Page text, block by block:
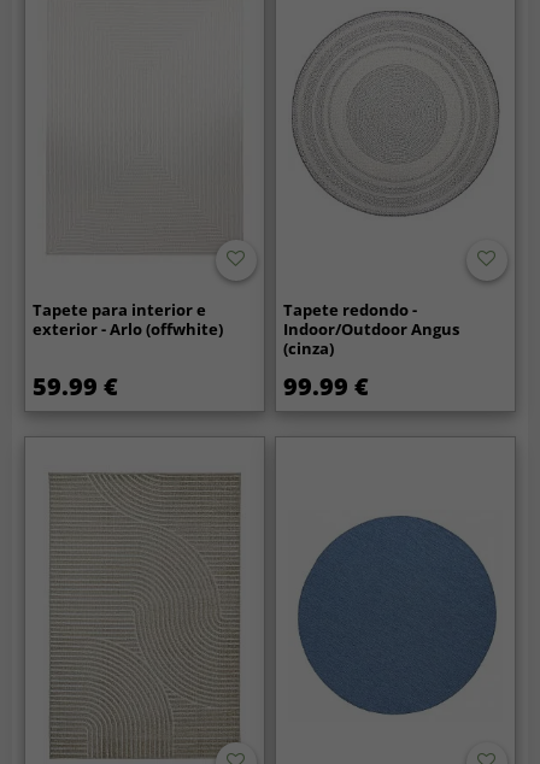
Tapete para interior e
exterior - Arlo (offwhite)
59.99 €
Tapete redondo -
Indoor/Outdoor Angus
(cinza)
99.99 €